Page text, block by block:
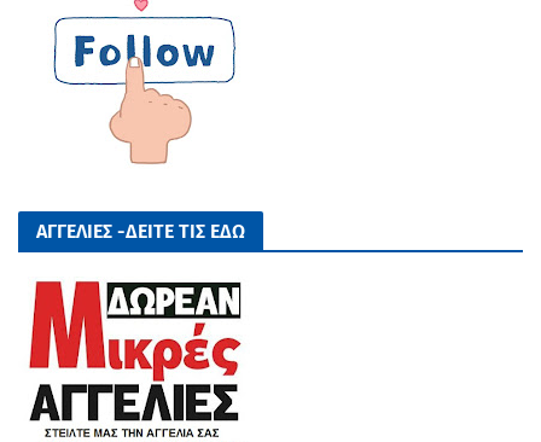
ΑΓΓΕΛΙΕΣ -ΔΕΙΤΕ ΤΙΣ ΕΔΩ